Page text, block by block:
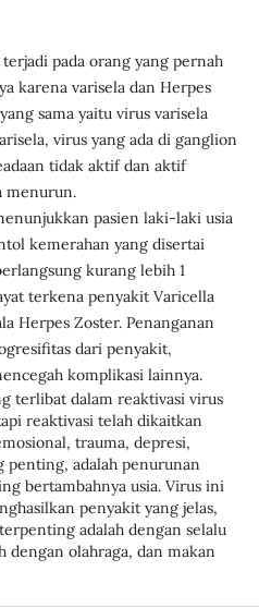
pada orang yang pernah
karena varisela dan Herpes
sama yaitu virus varisela
virus yang ada di ganglion
tidak aktif dan aktif
menurun.
pasien laki-laki usia
kemerahan yang disertai
kurang lebih 1
terkena penyakit Varicella
Herpes Zoster. Penanganan
dari penyakit,
komplikasi lainnya.
terlibat dalam reaktivasi virus
reaktivasi telah dikaitkan
trauma, depresi,
penting, adalah penurunan
bertambahnya usia. Virus ini
penyakit yang jelas,
adalah dengan selalu
olahraga, dan makan